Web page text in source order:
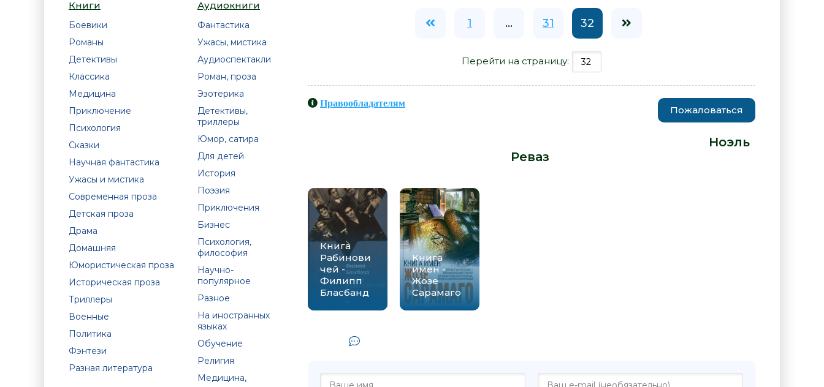
Книги
Боевики
Романы
Детективы
Классика
Медицина
Приключение
Психология
Сказки
Научная фантастика
Ужасы и мистика
Современная проза
Детская проза
Драма
Домашняя
Юмористическая проза
Историческая проза
Триллеры
Военные
Политика
Фэнтези
Разная литература
Аудиокниги
Фантастика
Ужасы, мистика
Аудиоспектакли
Роман, проза
Эзотерика
Детективы,
триллеры
Юмор, сатира
Для детей
История
Поэзия
Приключения
Бизнес
Психология,
философия
Научно-
популярное
Разное
На иностранных
языках
Обучение
Религия
Медицина,
1 ... 31 32
Перейти на страницу:
Правообладателям
Пожаловаться
Ноэль
Реваз
Книга
Рабинови
чей -
Филипп
Бласбанд
Книга
имен -
Жозе
Сарамаго